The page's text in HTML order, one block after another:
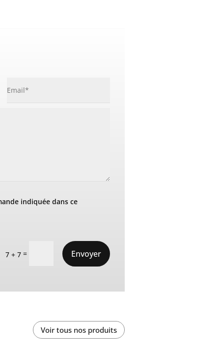
indiquée dans ce
7 + 7 = Envoyer
Voir tous nos produits